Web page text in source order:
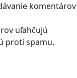
komentárov
uľahčujú
proti spamu.